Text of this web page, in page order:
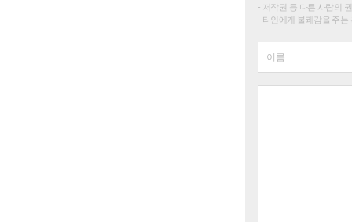
저작권 등 다른 사람의
타인에게 불쾌감을 주는